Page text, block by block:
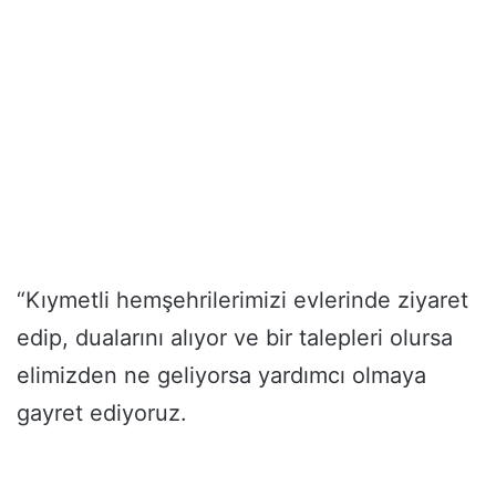
“Kıymetli hemşehrilerimizi evlerinde ziyaret
edip, dualarını alıyor ve bir talepleri olursa
elimizden ne geliyorsa yardımcı olmaya
gayret ediyoruz.